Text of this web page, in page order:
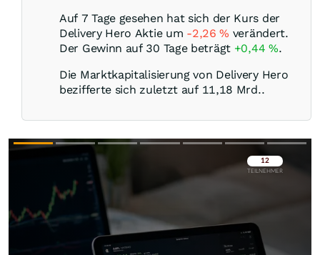
Auf 7 Tage gesehen hat sich der Kurs der
Delivery Hero Aktie um -2,26% verändert.
Der Gewinn auf 30 Tage beträgt +0,44 %.
Die Marktkapitalisierung von Delivery Hero
bezifferte sich zuletzt auf 11,18 Mrd..